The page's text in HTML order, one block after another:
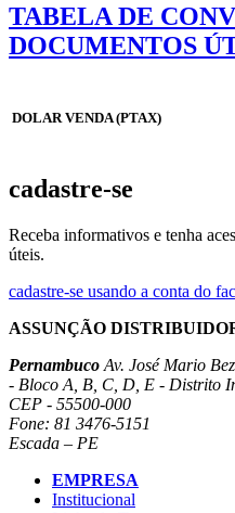
TABELA DE
DOCUMENTOS
DOLAR VENDA (PTAX)
cadastre-se
Receba informativos e tenha
úteis.
cadastre-se usando a conta do
ASSUNÇÃO
Pernambuco Av. José Mario
- Bloco A, B, C, D, E - Distrito
CEP - 55500-000
Fone: 81 3476-5151
Escada – PE
EMPRESA
Institucional